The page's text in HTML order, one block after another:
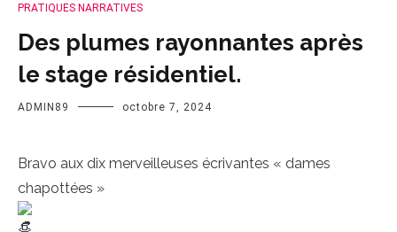
PRATIQUES NARRATIVES
Des plumes rayonnantes après
le stage résidentiel.
ADMIN89 octobre 7, 2024
Bravo aux dix merveilleuses écrivantes « dames
chapottées »